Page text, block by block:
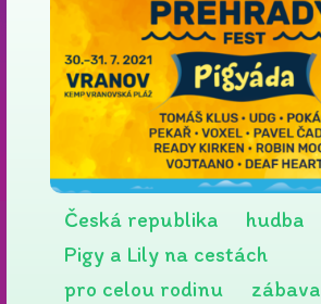
Česká republika
hudba
Pigy a Lily na cestách
pro celou rodinu
zábava